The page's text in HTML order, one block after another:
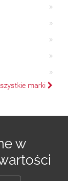
marki
w